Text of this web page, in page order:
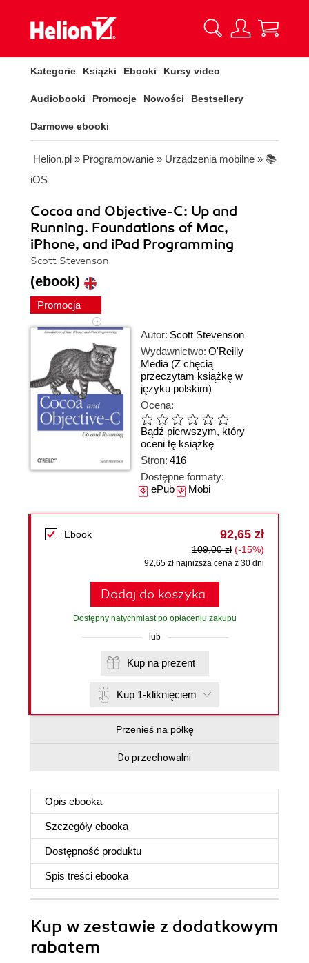
Kategorie Książki Ebooki Kursy video
Audiobooki Promocje Nowości Bestsellery
Darmowe ebooki
Helion.pl » Programowanie » Urządzenia mobilne » 📚
iOS
Cocoa and Objective-C: Up and
Running. Foundations of Mac,
iPhone, and iPad Programming
Scott Stevenson
(ebook)
Promocja
Autor: Scott Stevenson
Wydawnictwo: O'Reilly
Media (Z chęcią
przeczytam książkę w
języku polskim)
Ocena:
Bądź pierwszym, który
oceni tę książkę
Stron: 416
Dostępne formaty:
ePubMobi
Ebook 92,65 zł
109,00 zł (-15%)
92,65 zł najniższa cena z 30 dni
Dodaj do koszyka
Dostępny natychmiast po opłaceniu zakupu
lub
Kup na prezent
Kup 1-kliknięciem
Przenieś na półkę
Do przechowalni
Opis ebooka
Szczegóły ebooka
Dostępność produktu
Spis treści ebooka
Kup w zestawie z dodatkowym
rabatem